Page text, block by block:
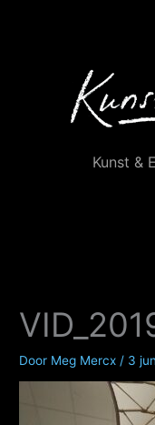
Kunst &
Door Meg Mercx / 3